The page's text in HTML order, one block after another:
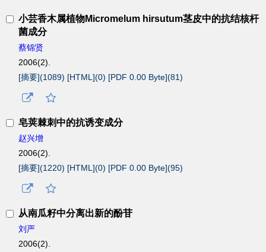
小芸香木属植物Micromelum hirsutum茎皮中的抗结核杆
菌成分
蔡锦贤
2006(2).
[摘要](1089) [HTML](0) [PDF 0.00 Byte](81)
皂荚棘刺中的抗诱变成分
赵兴增
2006(2).
[摘要](1220) [HTML](0) [PDF 0.00 Byte](95)
从南瓜籽中分离出新的酚苷
刘严
2006(2).